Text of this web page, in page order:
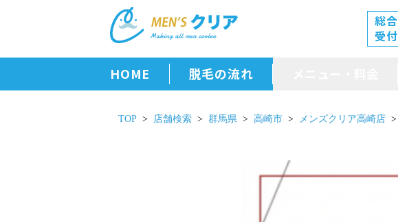
総合
受付
HOME 脱毛の流れ
メニュー・料金
TOP 店舗検索 群馬県 高崎市 メンズクリア高崎店